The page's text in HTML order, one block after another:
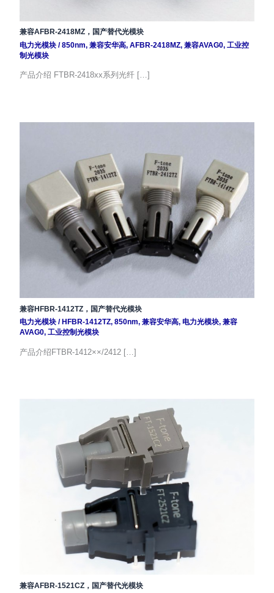
兼容AFBR-2418MZ，国产替代光模块
电力光模块/850nm, 兼容安华高, AFBR-2418MZ, 兼容AVAG0, 工业控
制光模块
产品介绍 FTBR-2418xx系列光纤 […]
兼容HFBR-1412TZ，国产替代光模块
电力光模块/HFBR-1412TZ, 850nm, 兼容安华高, 电力光模块, 兼容
AVAG0, 工业控制光模块
产品介绍FTBR-1412××/2412 […]
兼容AFBR-1521CZ，国产替代光模块